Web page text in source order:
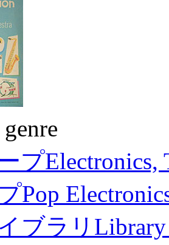
プElectronics,
Pop
ブラリ